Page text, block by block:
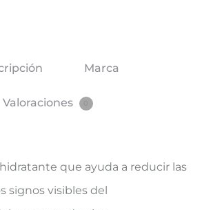
Marca
Valoraciones
que ayuda a reducir las
signos visibles del